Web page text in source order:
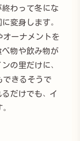
わって冬にな
変身します。
ーナメントを
物や飲み物が
の里だけに、
きるそうで
だけでも、イ